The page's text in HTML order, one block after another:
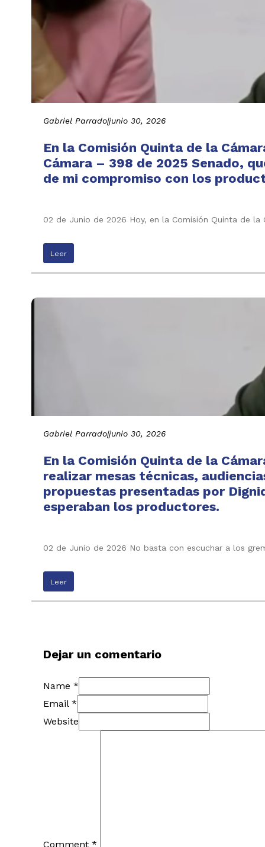
Gabriel Parrado|junio 30, 2026
En la Comisión Quinta de la
Cámara – 398 de 2025 Senado,
de mi compromiso con los
02 de Junio de 2026 Hoy, en la Comisión Quinta de
Leer
Gabriel Parrado|junio 30, 2026
En la Comisión Quinta de la
realizar mesas técnicas,
propuestas presentadas por
esperaban los productores.
02 de Junio de 2026 No basta con escuchar a los
Leer
Dejar un comentario
Name *
Email *
Website
Comment *